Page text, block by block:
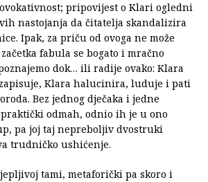
pripovijest o Klari ogledni
nastojanja da čitatelja skandalizira
Ipak, za priču od ovoga ne može
fabula se bogato i mračno
dok… ili radije ovako: Klara
Klara halucinira, luduje i pati
Bez jednog dječaka i jedne
odmah, odnio ih je u ono
pa joj taj nepreboljiv dvostruki
trudničko ushićenje.
tami, metaforički pa skoro i